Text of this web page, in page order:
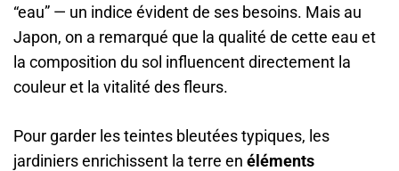
“eau” — un indice évident de ses besoins. Mais au
Japon, on a remarqué que la qualité de cette eau et
la composition du sol influencent directement la
couleur et la vitalité des fleurs.
Pour garder les teintes bleutées typiques, les
jardiniers enrichissent la terre en éléments